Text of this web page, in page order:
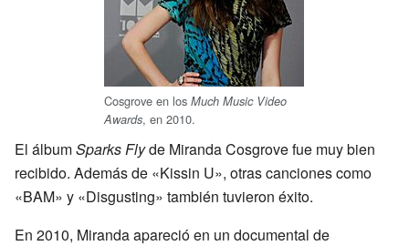
Cosgrove en los Much Music Video
Awards, en 2010.
El álbumSparks Flyde Miranda Cosgrove fue muy bien
recibido. Además de «Kissin U», otras canciones como
«BAM» y «Disgusting» también tuvieron éxito.
En 2010, Miranda apareció en un documental de